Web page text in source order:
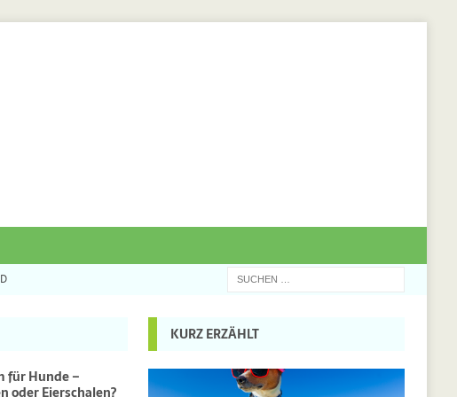
für Hunde –
oder Eierschalen?
KURZ ERZÄHLT